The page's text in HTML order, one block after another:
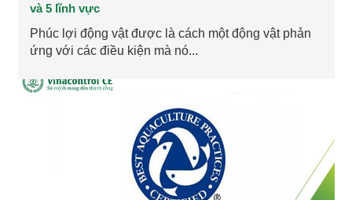
và 5 lĩnh vực
Phúc lợi động vật được là cách một động vật phản
ứng với các điều kiện mà nó...